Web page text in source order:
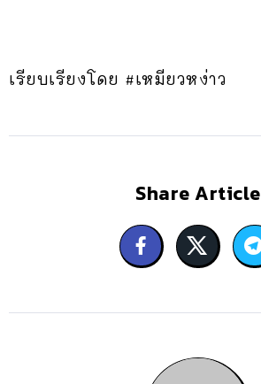
เรียบเรียงโดย #เหมียวหง่าว
Share Article